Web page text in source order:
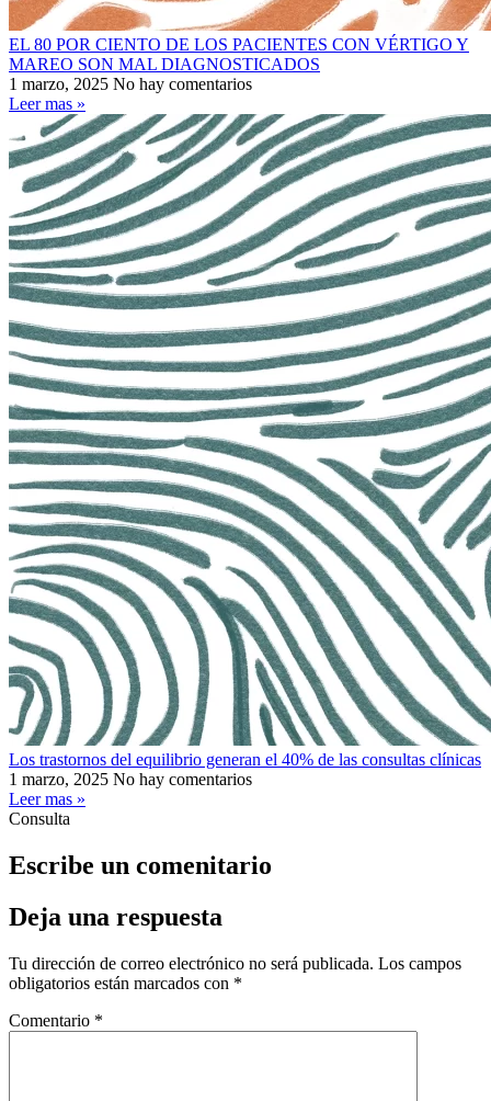
EL 80 POR CIENTO DE LOS PACIENTES CON VÉRTIGO Y
MAREO SON MAL DIAGNOSTICADOS
1 marzo, 2025 No hay comentarios
Leer mas »
Los trastornos del equilibrio generan el 40% de las consultas clínicas
1 marzo, 2025 No hay comentarios
Leer mas »
Consulta
Escribe un comenitario
Deja una respuesta
Tu dirección de correo electrónico no será publicada. Los campos
obligatorios están marcados con *
Comentario *